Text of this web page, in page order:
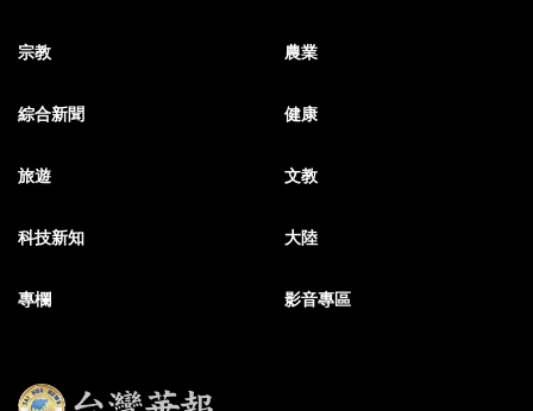
宗教 農業
綜合新聞 健康
旅遊 文教
科技新知 大陸
專欄 影音專區